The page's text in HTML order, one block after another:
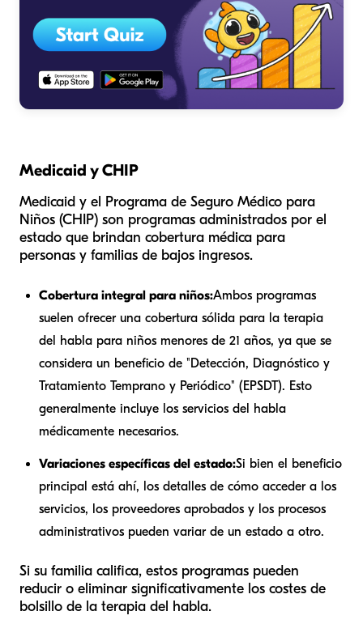
Medicaid y CHIP
Medicaid y el Programa de Seguro Médico para
Niños (CHIP) son programas administrados por el
estado que brindan cobertura médica para
personas y familias de bajos ingresos.
Cobertura integral para niños:Ambos programas
suelen ofrecer una cobertura sólida para la terapia
del habla para niños menores de 21 años, ya que se
considera un beneficio de "Detección, Diagnóstico y
Tratamiento Temprano y Periódico" (EPSDT). Esto
generalmente incluye los servicios del habla
médicamente necesarios.
Variaciones específicas del estado:Si bien el beneficio
principal está ahí, los detalles de cómo acceder a los
servicios, los proveedores aprobados y los procesos
administrativos pueden variar de un estado a otro.
Si su familia califica, estos programas pueden
reducir o eliminar significativamente los costes de
bolsillo de la terapia del habla.